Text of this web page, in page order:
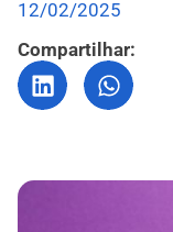
12/02/2025
Compartilhar: